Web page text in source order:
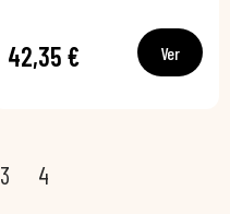
42,35 € Ver
3 4